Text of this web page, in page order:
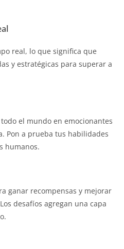
real, lo que significa que
y estratégicas para superar a
el mundo en emocionantes
Pon a prueba tus habilidades
humanos.
ganar recompensas y mejorar
desafíos agregan una capa